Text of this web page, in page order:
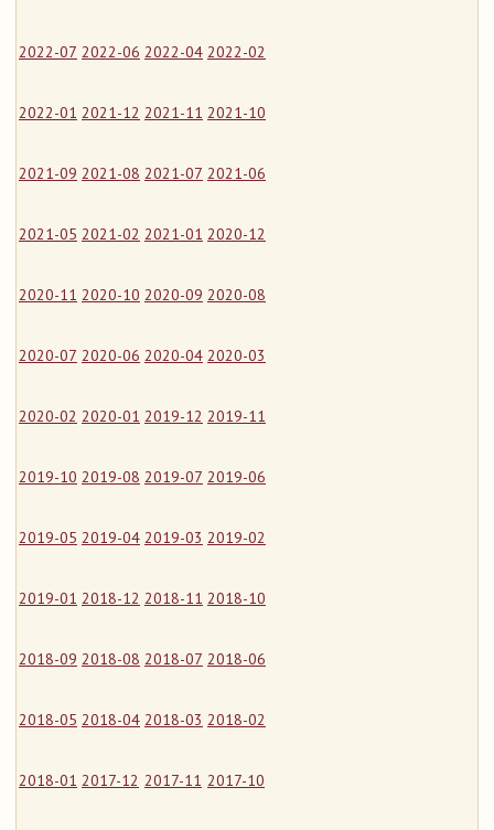
2022-07 2022-06 2022-04 2022-02
2022-01 2021-12 2021-11 2021-10
2021-09 2021-08 2021-07 2021-06
2021-05 2021-02 2021-01 2020-12
2020-11 2020-10 2020-09 2020-08
2020-07 2020-06 2020-04 2020-03
2020-02 2020-01 2019-12 2019-11
2019-10 2019-08 2019-07 2019-06
2019-05 2019-04 2019-03 2019-02
2019-01 2018-12 2018-11 2018-10
2018-09 2018-08 2018-07 2018-06
2018-05 2018-04 2018-03 2018-02
2018-01 2017-12 2017-11 2017-10